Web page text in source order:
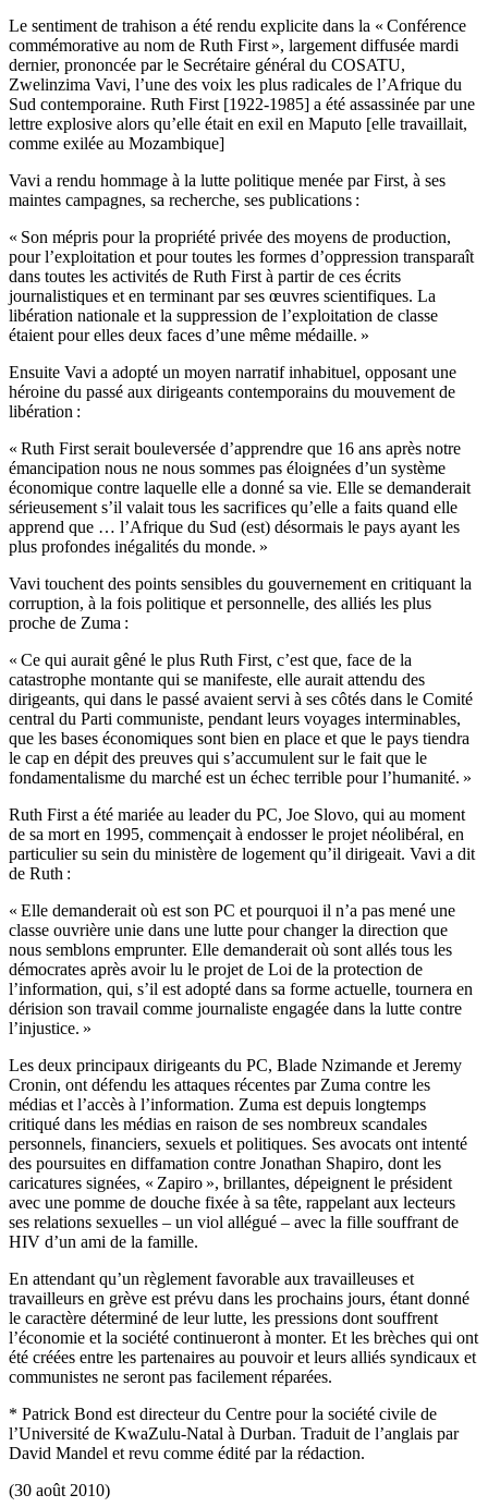
Le sentiment de trahison a été rendu explicite dans la « Conférence
commémorative au nom de Ruth First », largement diffusée mardi
dernier, prononcée par le Secrétaire général du COSATU,
Zwelinzima Vavi, l’une des voix les plus radicales de l’Afrique du
Sud contemporaine. Ruth First [1922-1985] a été assassinée par une
lettre explosive alors qu’elle était en exil en Maputo [elle travaillait,
comme exilée au Mozambique]
Vavi a rendu hommage à la lutte politique menée par First, à ses
maintes campagnes, sa recherche, ses publications :
« Son mépris pour la propriété privée des moyens de production,
pour l’exploitation et pour toutes les formes d’oppression transparaît
dans toutes les activités de Ruth First à partir de ces écrits
journalistiques et en terminant par ses œuvres scientifiques. La
libération nationale et la suppression de l’exploitation de classe
étaient pour elles deux faces d’une même médaille. »
Ensuite Vavi a adopté un moyen narratif inhabituel, opposant une
héroine du passé aux dirigeants contemporains du mouvement de
libération :
« Ruth First serait bouleversée d’apprendre que 16 ans après notre
émancipation nous ne nous sommes pas éloignées d’un système
économique contre laquelle elle a donné sa vie. Elle se demanderait
sérieusement s’il valait tous les sacrifices qu’elle a faits quand elle
apprend que … l’Afrique du Sud (est) désormais le pays ayant les
plus profondes inégalités du monde. »
Vavi touchent des points sensibles du gouvernement en critiquant la
corruption, à la fois politique et personnelle, des alliés les plus
proche de Zuma :
« Ce qui aurait gêné le plus Ruth First, c’est que, face de la
catastrophe montante qui se manifeste, elle aurait attendu des
dirigeants, qui dans le passé avaient servi à ses côtés dans le Comité
central du Parti communiste, pendant leurs voyages interminables,
que les bases économiques sont bien en place et que le pays tiendra
le cap en dépit des preuves qui s’accumulent sur le fait que le
fondamentalisme du marché est un échec terrible pour l’humanité. »
Ruth First a été mariée au leader du PC, Joe Slovo, qui au moment
de sa mort en 1995, commençait à endosser le projet néolibéral, en
particulier su sein du ministère de logement qu’il dirigeait. Vavi a dit
de Ruth :
« Elle demanderait où est son PC et pourquoi il n’a pas mené une
classe ouvrière unie dans une lutte pour changer la direction que
nous semblons emprunter. Elle demanderait où sont allés tous les
démocrates après avoir lu le projet de Loi de la protection de
l’information, qui, s’il est adopté dans sa forme actuelle, tournera en
dérision son travail comme journaliste engagée dans la lutte contre
l’injustice. »
Les deux principaux dirigeants du PC, Blade Nzimande et Jeremy
Cronin, ont défendu les attaques récentes par Zuma contre les
médias et l’accès à l’information. Zuma est depuis longtemps
critiqué dans les médias en raison de ses nombreux scandales
personnels, financiers, sexuels et politiques. Ses avocats ont intenté
des poursuites en diffamation contre Jonathan Shapiro, dont les
caricatures signées, « Zapiro », brillantes, dépeignent le président
avec une pomme de douche fixée à sa tête, rappelant aux lecteurs
ses relations sexuelles – un viol allégué – avec la fille souffrant de
HIV d’un ami de la famille.
En attendant qu’un règlement favorable aux travailleuses et
travailleurs en grève est prévu dans les prochains jours, étant donné
le caractère déterminé de leur lutte, les pressions dont souffrent
l’économie et la société continueront à monter. Et les brèches qui ont
été créées entre les partenaires au pouvoir et leurs alliés syndicaux et
communistes ne seront pas facilement réparées.
* Patrick Bond est directeur du Centre pour la société civile de
l’Université de KwaZulu-Natal à Durban. Traduit de l’anglais par
David Mandel et revu comme édité par la rédaction.
(30 août 2010)